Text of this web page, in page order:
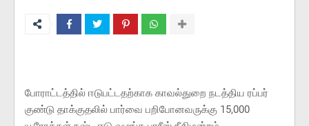
போராட்டத்தில் ஈடுபட்டதற்காக காவல்துறை நடத்திய ரப்பர்
குண்டு தாக்குதலில் பார்வை பறிபோனவருக்கு 15,000